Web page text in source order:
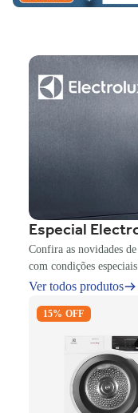
Especial
Confira as novidades
com condições
Ver todos produtos
Premium Care 12Kg
Branco 220V
15% OFF